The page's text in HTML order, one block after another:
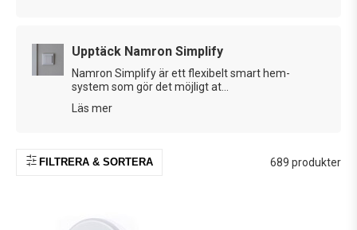
Vilket Smart Hem blir ditt?
Smart – smartare – smartast – det är Nexas paroll för det
moderna hemmet. Väljer du Nexa Smartare Hem kan du koppla
alla dina trådlösa System Nexa-enheter till en batteridriven Nexa
Nexas Smartaste Hem kan du knyta samman alla dina trådlösa
smartphone. Via din Nexa Gateway login kan du även koppla upp
Upptäck Namron Simplify
Namron Simplify är ett flexibelt smart hem-
system som gör det möjligt at...
Läs mer
FILTRERA & SORTERA 689 produkter